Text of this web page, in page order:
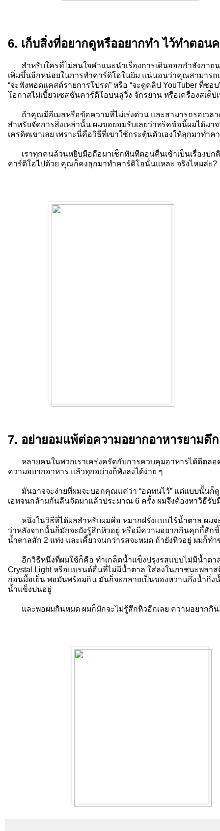
6. เก็บสิ่งที่อยากดูหรืออยากทำ ไว้ทำตอ
สำหรับใครที่ไม่สนใจคำแนะนำเรื่องการเดินออกกำลังกาย
เพิ่มขึ้นอีกหน่อยในการทำคาร์ดิโอในยิม แน่นอนว่าคุณสามารถ
“จะฟังพอดแคสต์รายการโปรด” หรือ “จะดูคลิป YouTuber ที่ช
โอกาสไม่เบี้ยวเซสชันคาร์ดิโอบนลู่วิ่ง จักรยาน หรือเครื่องสเต็ป
ถ้าคุณมีอีเมลหรือข้อความที่ไม่เร่งด่วน และสามารถรอเวลา
สำหรับจัดการสิ่งเหล่านั้น ผมขอยอมรับเลยว่าทริคข้อนี้ผมได้มา
เครดิตเขาเลย เพราะนี่คือวิธีที่เขาใช้กระตุ้นตัวเองให้ลุกมาทำ
เราทุกคนล้วนหยิบมือถือมาเช็กทันทีตอนตื่นเช้าเป็นเรื่องป
คาร์ดิโอไปด้วย คุณก็คงลุกมาทำคาร์ดิโอนั่นแหละ จริงไหมล่ะ?
7. อย่ายอมแพ้ต่อความอยากอาหารยามดึ
หลายคนในพวกเราเคร่งครัดกับการควบคุมอาหารได้ดีตลอ
ความอยากอาหาร แล้วทุกอย่างก็พังลงได้ง่าย ๆ
มันอาจจะง่ายที่ผมจะบอกคุณแค่ว่า “อดทนไว้” แต่แบบนั้นก็ดู
เอทจนกล้ามก้นลีนจัดมาแล้วประมาณ 6 ครั้ง ผมจึงต้องหาวิธีรับ
หนึ่งในวิธีที่ได้ผลสำหรับผมคือ หมากฝรั่งแบบไร้น้ำตาล ผมจ
ว่าหลังจากนั้นก็มักจะยังรู้สึกหิวอยู่ หรือมีความอยากกินคุกกี้สักชิ้
น้ำตาลสัก 2 แท่ง และเคี้ยวจนกว่ารสจะหมด ถ้ายังหิวอยู่ ผมก็ทำ
อีกวิธีหนึ่งที่ผมใช้ก็คือ ทำเกล็ดน้ำแข็งปรุงรสแบบไม่มีน้ำตาล
Crystal Light หรือแบรนด์อื่นที่ไม่มีน้ำตาล ใส่ลงในภาชนะพลา
ก่อนมื้อเย็น พอมันพร้อมกิน มันก็จะกลายเป็นของหวานกึ่งน้ำกึ่ง
น้ำแข็งปนอยู่
และพอผมกินหมด ผมก็มักจะไม่รู้สึกหิวอีกเลย ความอยากกิน